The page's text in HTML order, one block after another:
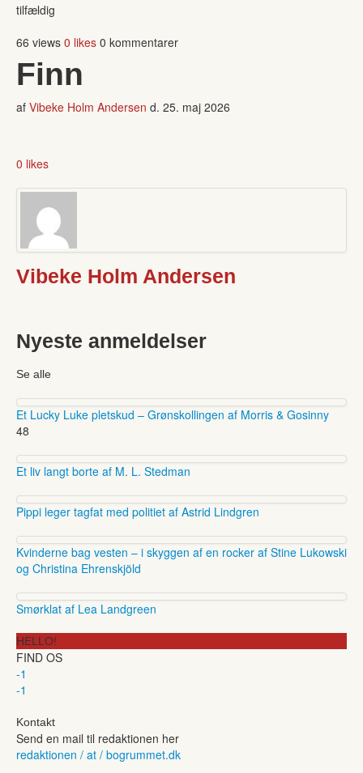
tilfældig
66 views 0 likes 0 kommentarer
Finn
af Vibeke Holm Andersen d. 25. maj 2026
0 likes
Vibeke Holm Andersen
Nyeste anmeldelser
Se alle
Et Lucky Luke pletskud – Grønskollingen af Morris & Gosinny
48
Et liv langt borte af M. L. Stedman
Pippi leger tagfat med politiet af Astrid Lindgren
Kvinderne bag vesten – i skyggen af en rocker af Stine Lukowski
og Christina Ehrenskjöld
Smørklat af Lea Landgreen
HELLO!
FIND OS
-1
-1
Kontakt
Send en mail til redaktionen her
redaktionen / at / bogrummet.dk